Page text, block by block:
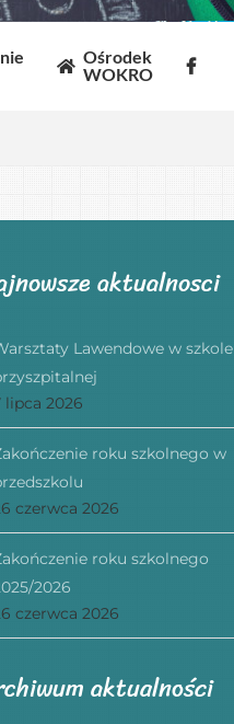
Ośrodek
WOKRO
aktualnosci
Lawendowe w szkole
lipca 2026
roku szkolnego w
czerwca 2026
roku szkolnego
2026
czerwca 2026
aktualności